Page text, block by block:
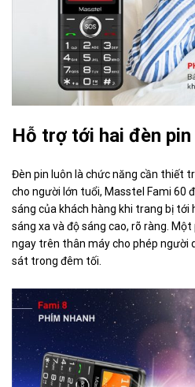
Hỗ trợ tới hai đèn
Đèn pin luôn là chức năng cần thiết
cho người lớn tuổi, Masstel Fami 60
sáng của khách hàng khi trang bị tới
sáng xa và độ sáng cao, rõ ràng.
ngay trên thân máy cho phép người
sát trong đêm tối.